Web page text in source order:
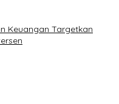
Keuangan Targetkan